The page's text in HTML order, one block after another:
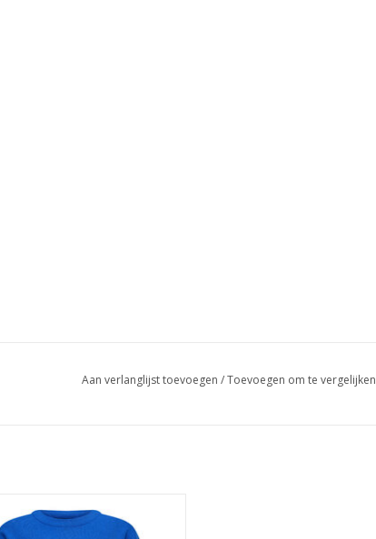
Aan verlanglijst toevoegen /Toevoegen om te vergelijken
AAN WINKELWAGEN